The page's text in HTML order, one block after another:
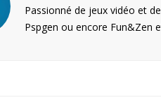
Passionné de jeux vidéo et
Pspgen ou encore Fun&Zen